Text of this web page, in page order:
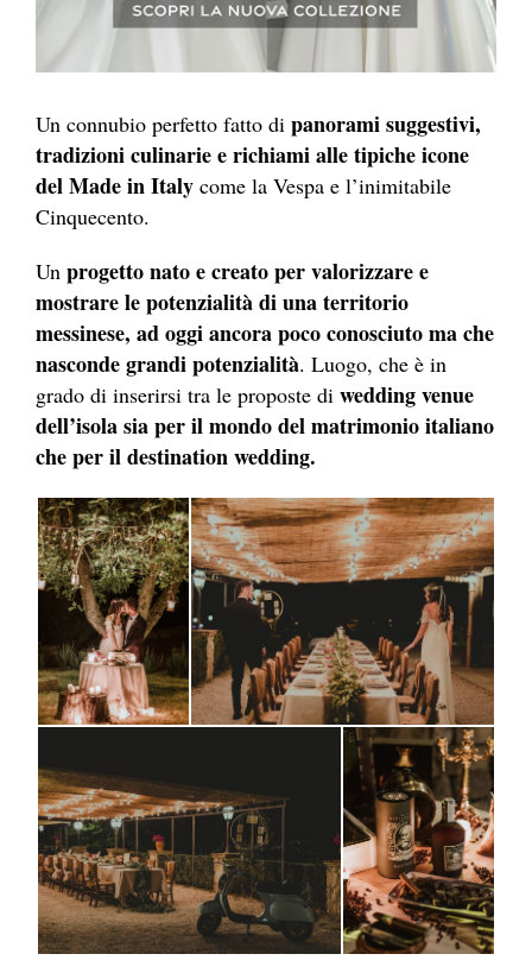
Un connubio perfetto fatto di panorami suggestivi,
tradizioni culinarie e richiami alle tipiche icone
del Made in Italy come la Vespa e l’inimitabile
Cinquecento.
Un progetto nato e creato per valorizzare e
mostrare le potenzialità di una territorio
messinese, ad oggi ancora poco conosciuto ma che
nasconde grandi potenzialità. Luogo, che è in
grado di inserirsi tra le proposte di wedding venue
dell’isola sia per il mondo del matrimonio italiano
che per il destination wedding.